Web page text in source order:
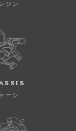
ジン
ーシ